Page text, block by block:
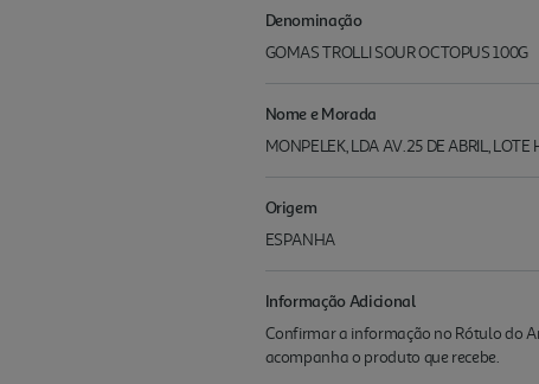
Denominação
GOMAS TROLLI SOUR OCTOPUS 100G
Nome e Morada
MONPELEK, LDA AV.25 DE ABRIL,
Origem
ESPANHA
Informação Adicional
Confirmar a informação no Rótulo do
acompanha o produto que recebe.